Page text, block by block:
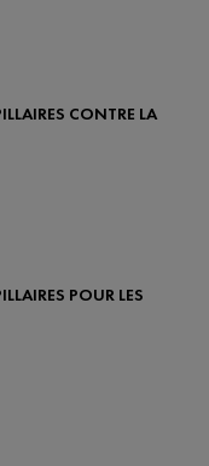
CONTRE LA
POUR LES